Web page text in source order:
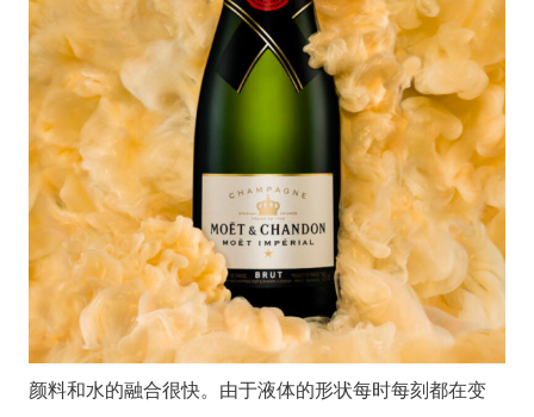
颜料和水的融合很快。由于液体的形状每时每刻都在变